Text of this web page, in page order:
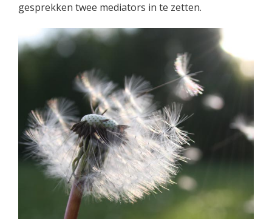
gesprekken twee mediators in te zetten.